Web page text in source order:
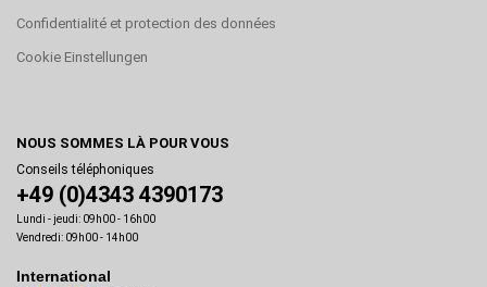
Confidentialité et protection des données
Cookie Einstellungen
NOUS SOMMES LÀ POUR VOUS
Conseils téléphoniques
+49 (0)4343 4390173
Lundi - jeudi: 09h00 - 16h00
Vendredi: 09h00 - 14h00
International